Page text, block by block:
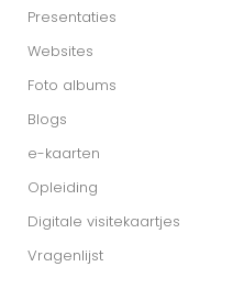
Presentaties
Websites
Foto albums
Blogs
e-kaarten
Opleiding
Digitale visitekaartjes
Vragenlijst